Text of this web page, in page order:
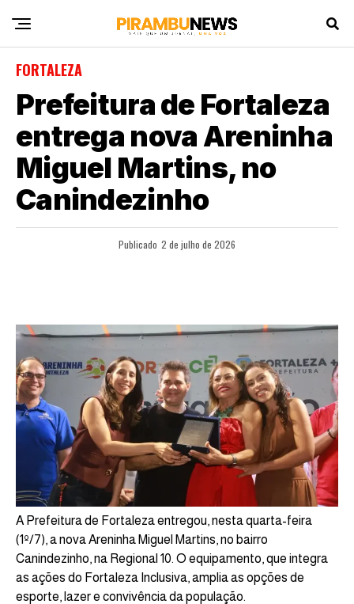
FORTALEZA
Prefeitura de Fortaleza
entrega nova Areninha
Miguel Martins, no
Canindezinho
Publicado 2 de julho de 2026
A Prefeitura de Fortaleza entregou, nesta quarta-feira
(1º/7), a nova Areninha Miguel Martins, no bairro
Canindezinho, na Regional 10. O equipamento, que integra
as ações do Fortaleza Inclusiva, amplia as opções de
esporte, lazer e convivência da população.